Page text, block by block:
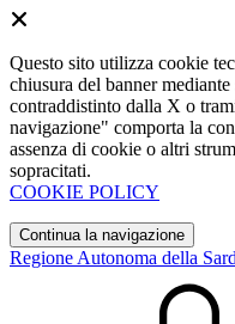
Questo sito utilizza cookie
chiusura del banner
contraddistinto dalla X o
navigazione" comporta la
assenza di cookie o altri
sopracitati.
COOKIE POLICY
Continua la navigazione
Regione Autonoma della